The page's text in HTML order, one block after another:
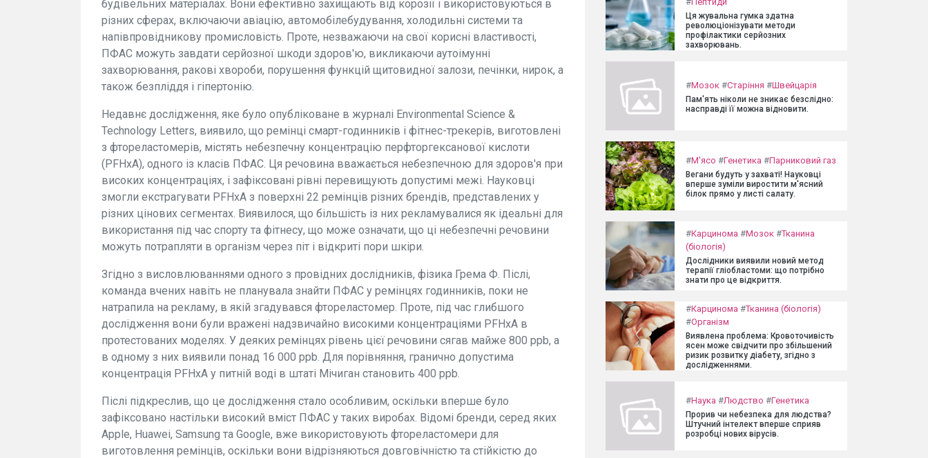
будівельних матеріалах. Вони ефективно захищають від корозії і використовуються в
різних сферах, включаючи авіацію, автомобілебудування, холодильні системи та
напівпровідникову промисловість. Проте, незважаючи на свої корисні властивості,
ПФАС можуть завдати серйозної шкоди здоров'ю, викликаючи аутоімунні
захворювання, ракові хвороби, порушення функцій щитовидної залози, печінки, нирок, а
також безпліддя і гіпертонію.
Недавнє дослідження, яке було опубліковане в журналі Environmental Science &
Technology Letters, виявило, що ремінці смарт-годинників і фітнес-трекерів, виготовлені
з фтореластомерів, містять небезпечну концентрацію перфторгексанової кислоти
(PFHxA), одного із класів ПФАС. Ця речовина вважається небезпечною для здоров'я при
високих концентраціях, і зафіксовані рівні перевищують допустимі межі. Науковці
змогли екстрагувати PFHxA з поверхні 22 ремінців різних брендів, представлених у
різних цінових сегментах. Виявилося, що більшість із них рекламувалися як ідеальні для
використання під час спорту та фітнесу, що може означати, що ці небезпечні речовини
можуть потрапляти в організм через піт і відкриті пори шкіри.
Згідно з висловлюваннями одного з провідних дослідників, фізика Грема Ф. Післі,
команда вчених навіть не планувала знайти ПФАС у ремінцях годинників, поки не
натрапила на рекламу, в якій згадувався фтореластомер. Проте, під час глибшого
дослідження вони були вражені надзвичайно високими концентраціями PFHxA в
протестованих моделях. У деяких ремінцях рівень цієї речовини сягав майже 800 ppb, а
в одному з них виявили понад 16 000 ppb. Для порівняння, гранично допустима
концентрація PFHxA у питній воді в штаті Мічиган становить 400 ppb.
Післі підкреслив, що це дослідження стало особливим, оскільки вперше було
зафіксовано настільки високий вміст ПФАС у таких виробах. Відомі бренди, серед яких
Apple, Huawei, Samsung та Google, вже використовують фтореластомери для
виготовлення ремінців, оскільки вони відрізняються довговічністю та стійкістю до
Ця жувальна гумка здатна
революціонізувати методи
профілактики серйозних
захворювань.
#Мозок #Старіння #Швейцарія
Пам'ять ніколи не зникає безслідно:
насправді її можна відновити.
#М'ясо #Генетика #Парниковий газ
Вегани будуть у захваті! Науковці
вперше зуміли виростити м'ясний
білок прямо у листі салату.
#Карцинома #Мозок #Тканина
(біологія)
Дослідники виявили новий метод
терапії гліобластоми: що потрібно
знати про це відкриття.
#Карцинома #Тканина (біологія)
#Організм
Виявлена проблема: Кровоточивість
ясен може свідчити про збільшений
ризик розвитку діабету, згідно з
дослідженнями.
#Наука #Людство #Генетика
Прорив чи небезпека для людства?
Штучний інтелект вперше сприяв
розробці нових вірусів.